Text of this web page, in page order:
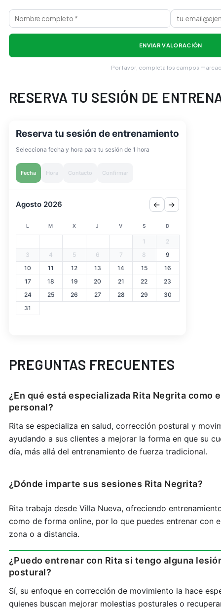
ENVIAR VALORACIÓN
Por favor, completa los campos
RESERVA TU SESIÓN DE
Reserva tu sesión de entrenamiento
Selecciona fecha y hora para tu sesión de 1 hora
Fecha Hora Contacto Confirmar
Agosto 2026 ← →
L M X J V S D
1
2
3
4 5 6 7 8
9
10
11 12 13 14 15
16
17
18 19 20 21 22
23
24
25 26 27 28 29
30
31
PREGUNTAS FRECUENTES
¿En qué está especializada Rita Negrita como
personal?
Rita se especializa en salud, corrección postural y
ayudando a sus clientes a mejorar la forma en que su
día, más allá del entrenamiento de fuerza tradicional.
¿Dónde imparte sus sesiones Rita Negrita?
Rita trabaja desde Villa Nueva, ofreciendo
como de forma online, por lo que puedes entrenar con
zona o a distancia.
¿Puedo entrenar con Rita si tengo alguna
postural?
Sí, su enfoque en corrección de movimiento la hace
quienes buscan mejorar molestias posturales o